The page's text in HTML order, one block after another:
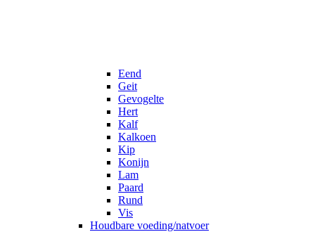
Eend
Geit
Gevogelte
Hert
Kalf
Kalkoen
Kip
Konijn
Lam
Paard
Rund
Vis
Houdbare voeding/natvoer